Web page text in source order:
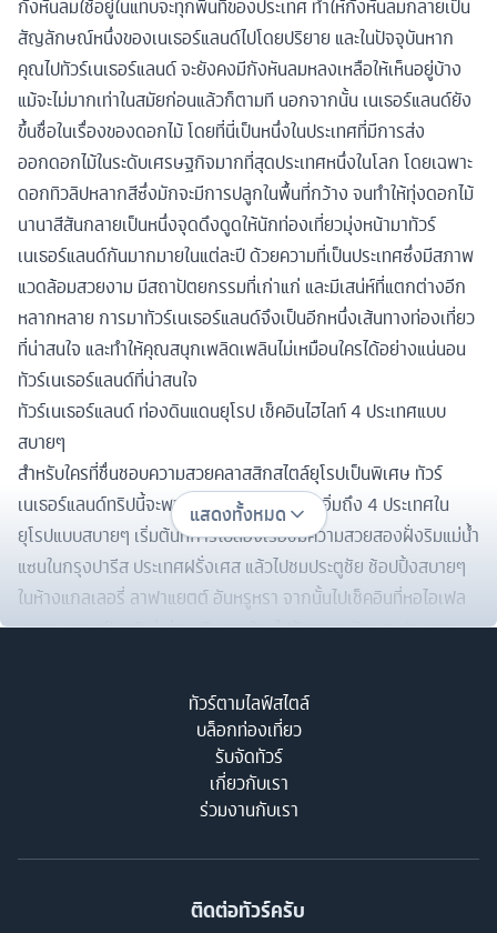
กังหันลมใช้อยู่ในแทบจะทุกพื้นที่ของประเทศ ทำให้กังหันลมกลายเป็น
สัญลักษณ์หนึ่งของเนเธอร์แลนด์ไปโดยปริยาย และในปัจจุบันหาก
คุณไปทัวร์เนเธอร์แลนด์ จะยังคงมีกังหันลมหลงเหลือให้เห็นอยู่บ้าง
แม้จะไม่มากเท่าในสมัยก่อนแล้วก็ตามที นอกจากนั้น เนเธอร์แลนด์ยัง
ขึ้นชื่อในเรื่องของดอกไม้ โดยที่นี่เป็นหนึ่งในประเทศที่มีการส่ง
ออกดอกไม้ในระดับเศรษฐกิจมากที่สุดประเทศหนึ่งในโลก โดยเฉพาะ
ดอกทิวลิปหลากสีซึ่งมักจะมีการปลูกในพื้นที่กว้าง จนทำให้ทุ่งดอกไม้
นานาสีสันกลายเป็นหนึ่งจุดดึงดูดให้นักท่องเที่ยวมุ่งหน้ามาทัวร์
เนเธอร์แลนด์กันมากมายในแต่ละปี ด้วยความที่เป็นประเทศซึ่งมีสภาพ
แวดล้อมสวยงาม มีสถาปัตยกรรมที่เก่าแก่ และมีเสน่ห์ที่แตกต่างอีก
หลากหลาย การมาทัวร์เนเธอร์แลนด์จึงเป็นอีกหนึ่งเส้นทางท่องเที่ยว
ที่น่าสนใจ และทำให้คุณสนุกเพลิดเพลินไม่เหมือนใครได้อย่างแน่นอน
ทัวร์เนเธอร์แลนด์ที่น่าสนใจ
ทัวร์เนเธอร์แลนด์ ท่องดินแดนยุโรป เช็คอินไฮไลท์ 4 ประเทศแบบ
สบายๆ
สำหรับใครที่ชื่นชอบความสวยคลาสสิกสไตล์ยุโรปเป็นพิเศษ ทัวร์
เนเธอร์แลนด์ทริปนี้จะพาคุณไปชมกันชนิดเต็มอิ่มถึง 4 ประเทศใน
ยุโรปแบบสบายๆ เริ่มต้นที่การไปล่องเรือชมความสวยสองฝั่งริมแม่น้ำ
แซนในกรุงปารีส ประเทศฝรั่งเศส แล้วไปชมประตูชัย ช้อปปิ้งสบายๆ
ในห้างแกลเลอรี่ ลาฟาแยตต์ อันหรูหรา จากนั้นไปเช็คอินที่หอไอเฟล
และถนนชองป์ เอลิเซ่ ก่อนเดินทางข้ามไปยังกรุงบรัสเซล ประเทศ
ตัวเมือง แล้วแวะช้อปปิ้งในเอ๊าท์เล็ตแบบสบายๆ จากนั้นเดินทางต่อไป
ยังเมืองโคโลญจน์ เยอรมนี เที่ยวชมมหาวิหารแห่งโคโลญจน์อันแสน
ตระการตา ต่อด้วยการมุ่งหน้าไปเช็คอินที่กีธูร์น หมู่บ้านสุดน่ารักซึ่งใช้
การสัญจรด้วยเรือเป็นหลัก จนได้ชื่อว่าเป็นหมู่บ้านไร้ถนน และหมู่บ้าน
กังหันลมซานส์ สคันส์อันเก่าแก่และสวยงามในเนเธอร์แลนด์ ก่อนมุ่ง
ร์ ก่อนแวะชมพระราชวังเก่าและอนุสาวรีย์กลางเมืองเป็นการปิดท้าย
แสดงทั้งหมด
ทัวร์ตามไลฟ์สไตล์
บล็อกท่องเที่ยว
รับจัดทัวร์
เกี่ยวกับเรา
ร่วมงานกับเรา
ติดต่อทัวร์ครับ